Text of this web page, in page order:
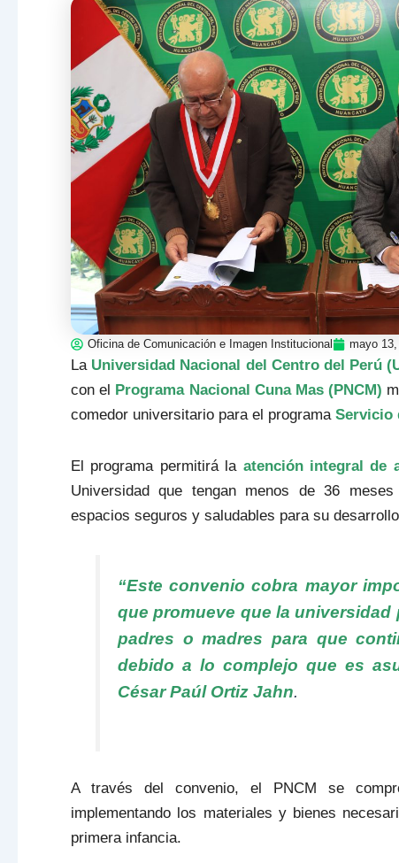
Oficina de Comunicación e Imagen Institucional mayo
La Universidad Nacional del Centro del Perú
con el Programa Nacional Cuna Mas (PNCM)
comedor universitario para el programa Servicio
El programa permitirá la atención integral de
Universidad que tengan menos de 36
espacios seguros y saludables para su
“Este convenio cobra mayor
que promueve que la
padres o madres para que
debido a lo complejo que es
César Paúl Ortiz Jahn.
A través del convenio, el PNCM se
implementando los materiales y bienes
primera infancia.